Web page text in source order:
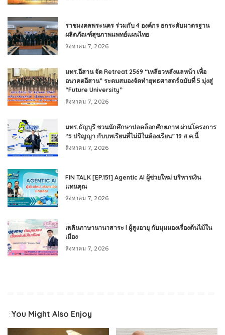
ราชมงคลพระนคร ร่วมกับ 4 องค์กร ยกระดับมาตรฐาน
ผลิตภัณฑ์สุขภาพแพทย์แผนไทย
สิงหาคม 7, 2026
มทร.อีสาน จัด Retreat 2569 “เหลียวหลังแลหน้า เพื่อ
อนาคตอีสาน” ระดมสมองจัดทำยุทธศาสตร์ฉบับที่ 5 มุ่งสู่
“Future University”
สิงหาคม 7, 2026
มทร.ธัญบุรี ชวนนักศึกษาปลดล็อกศักยภาพ ผ่านโครงการ
“5 ปริญญา กับบทเรียนที่ไม่มีในห้องเรียน” 19 ส.ค.นี้
สิงหาคม 7, 2026
FIN TALK [EP.151] Agentic AI ผู้ช่วยใหม่ บริหารเงิน
แทนคุณ
สิงหาคม 7, 2026
เพลินภาษานานาสาระ l ผู้สูงอายุ กับมุมมองเรื่องต้นไม้ใน
เมือง
สิงหาคม 7, 2026
You Might Also Enjoy